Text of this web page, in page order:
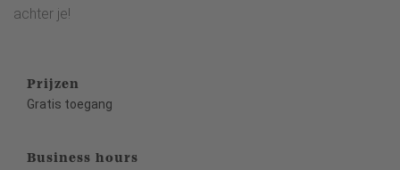
achter je!
Prijzen
Gratis toegang
Business hours